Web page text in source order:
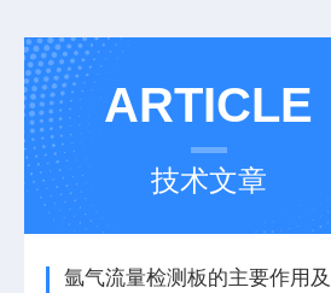
ARTICLE
技术文章